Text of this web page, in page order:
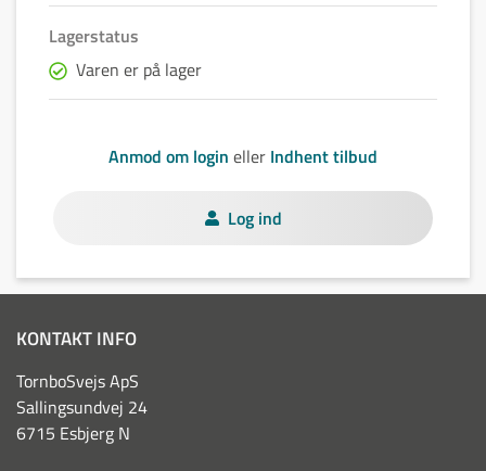
Lagerstatus
Varen er på lager
Anmod om login eller Indhent tilbud
Log ind
KONTAKT INFO
TornboSvejs ApS
Sallingsundvej 24
6715 Esbjerg N